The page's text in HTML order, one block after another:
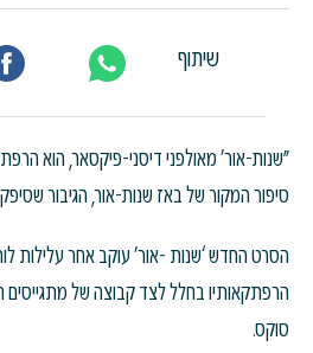
שיתוף
"שנות-אור’ מאולפני דיסני-פיקסאר, הוא
סיפור המקור של באז שנות-אור, הגיבור
הסרט החדש ‘שנות -אור’ עוקב אחר עלילות
הרפתקאותיו בחלל לצד קבוצה של מתגייסים
סוקס.